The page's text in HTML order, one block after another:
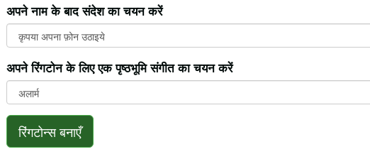
अपने नाम के बाद संदेश का चयन करें
अपने रिंगटोन के लिए एक पृष्ठभूमि संगीत का चयन करें
रिंगटोन्स बनाएँ